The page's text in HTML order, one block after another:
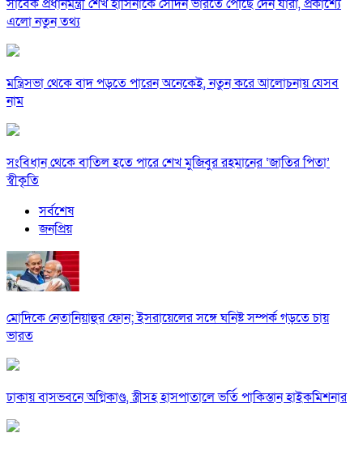
সাবেক প্রধানমন্ত্রী শেখ হাসিনাকে সেদিন ভারতে পৌঁছে দেন যারা, প্রকাশ্যে
এলো নতুন তথ্য
মন্ত্রিসভা থেকে বাদ পড়তে পারেন অনেকেই, নতুন করে আলোচনায় যেসব
নাম
সংবিধান থেকে বাতিল হতে পারে শেখ মুজিবুর রহমানের ‘জাতির পিতা’
স্বীকৃতি
সর্বশেষ
জনপ্রিয়
মোদিকে নেতানিয়াহুর ফোন; ইসরায়েলের সঙ্গে ঘনিষ্ট সম্পর্ক গড়তে চায়
ভারত
ঢাকায় বাসভবনে অগ্নিকাণ্ড, স্ত্রীসহ হাসপাতালে ভর্তি পাকিস্তান হাইকমিশনার